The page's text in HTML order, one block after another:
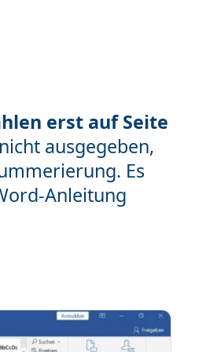
erst auf Seite
ausgegeben,
Es
Anleitung